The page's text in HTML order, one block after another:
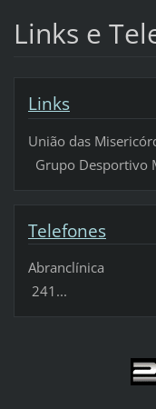
Links e
Links
União das
Grupo Desportivo
Telefones
241...